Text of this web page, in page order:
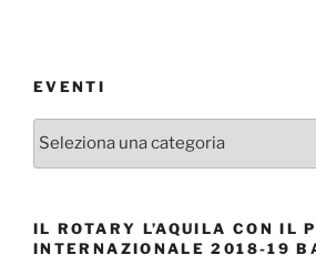
EVENTI
EVENTI
IL ROTARY L’AQUILA CON IL
INTERNAZIONALE 2018-19